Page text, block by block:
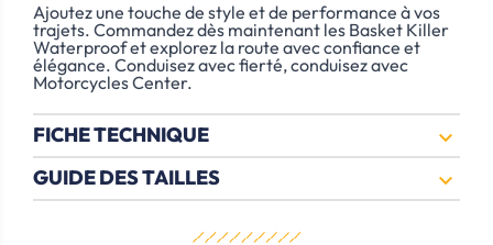
Ajoutez une touche de style et de performance à vos
trajets. Commandez dès maintenant les Basket Killer
Waterproof et explorez la route avec confiance et
élégance. Conduisez avec fierté, conduisez avec
Motorcycles Center.
FICHE TECHNIQUE 
GUIDE DES TAILLES 